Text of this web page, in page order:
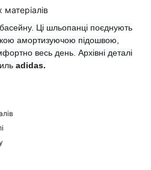
Ці шльопанці поєднують
амортизуючою підошвою,
весь день. Архівні деталі
adidas.